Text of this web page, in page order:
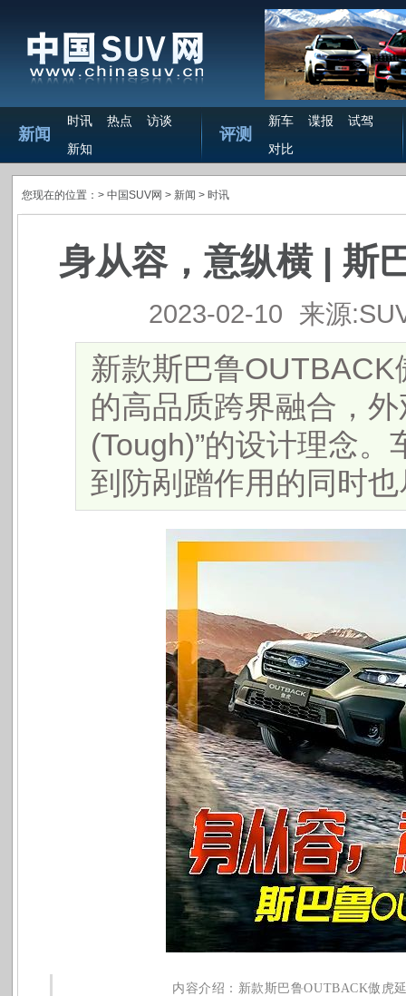
新闻
时讯 热点
访谈
新知
评测
新车 谍报
试驾
对比
您现在的位置：> 中国SUV网 > 新闻 > 时讯
身从容，意纵横 | 斯
2023-02-10 来源
新款斯巴鲁
的高品质跨界融合，
(Tough)”的设计理念
到防剐蹭作用的同时
内容介绍： 新款斯巴鲁OUTBACK傲虎